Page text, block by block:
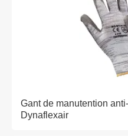
Gant de manutention
Dynaflexair